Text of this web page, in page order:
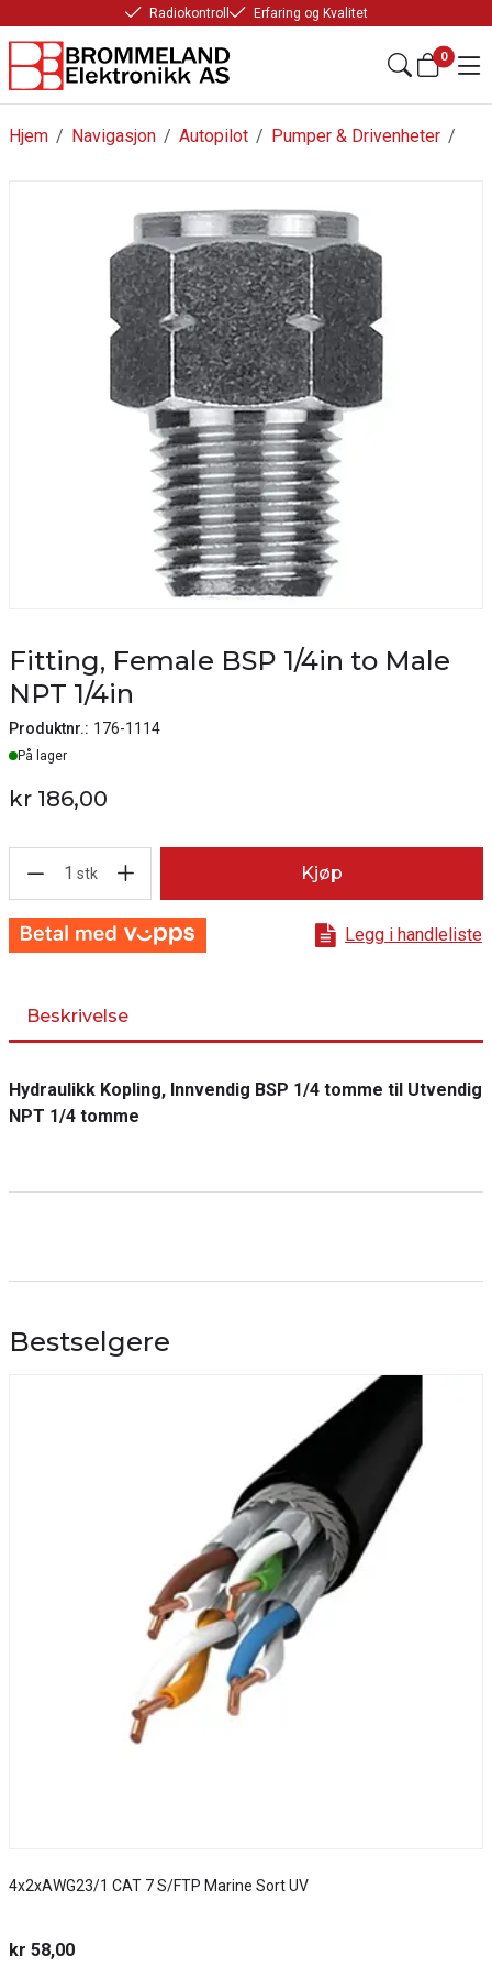
Radiokontroll Erfaring og Kvalitet
0
/
Hjem /
Navigasjon /
Autopilot /
Pumper & Drivenheter
Fitting, Female BSP 1/4in to Male
NPT 1/4in
Produktnr.: 176-1114
Lager
På lager
kr 186,00
1 stk Kjøp
Legg i handleliste
Beskrivelse
Hydraulikk Kopling, Innvendig BSP 1/4 tomme til Utvendig
NPT 1/4 tomme
Bestselgere
4x2xAWG23/1 CAT 7 S/FTP Marine Sort UV
kr 58,00